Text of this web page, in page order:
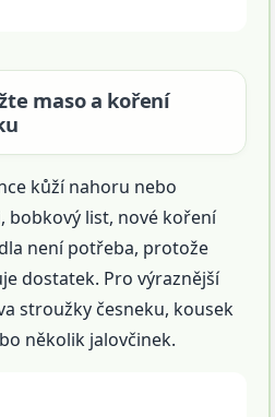
maso a koření
kůží nahoru nebo
bobkový list, nové koření
není potřeba, protože
dostatek. Pro výraznější
stroužky česneku, kousek
několik jalovčinek.